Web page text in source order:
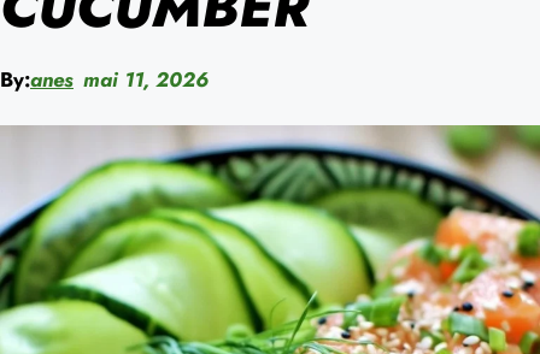
By:anes mai 11, 2026